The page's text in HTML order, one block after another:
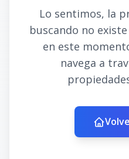
Lo sentimos, la
buscando no
en este
navega a